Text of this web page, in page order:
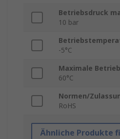
Betriebsdruck
10 bar
-5°C
Maximale
60°C
Normen/
RoHS
Ähnliche Produkte